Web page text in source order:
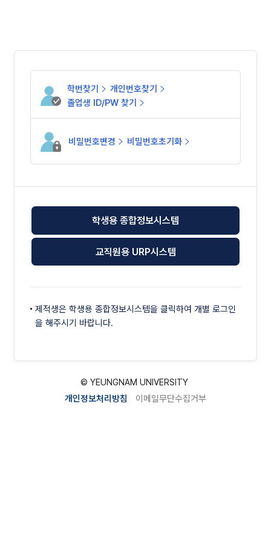
학번찾기
개인번호찾기
졸업생 ID/PW 찾기
비밀번호변경 비밀번호초기화
학생용 종합정보시스템
교직원용 URP시스템
제적생은 학생용 종합정보시스템을 클릭하여 개별 로그인
을 해주시기 바랍니다.
© YEUNGNAM UNIVERSITY
개인정보처리방침 이메일무단수집거부